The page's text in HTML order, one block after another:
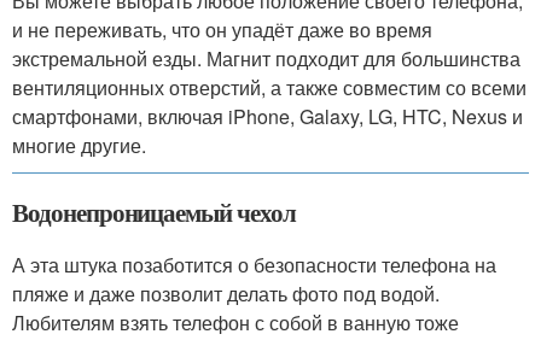
и не переживать, что он упадёт даже во время
экстремальной езды. Магнит подходит для большинства
вентиляционных отверстий, а также совместим со всеми
смартфонами, включая iPhone, Galaxy, LG, HTC, Nexus и
многие другие.
Водонепроницаемый чехол
А эта штука позаботится о безопасности телефона на
пляже и даже позволит делать фото под водой.
Любителям взять телефон с собой в ванную тоже